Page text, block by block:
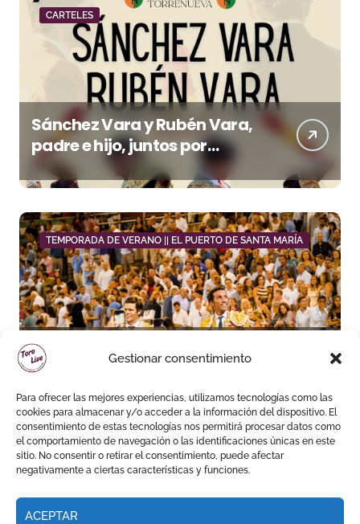
Gestionar consentimiento
Para ofrecer las mejores experiencias, utilizamos tecnologías como las
cookies para almacenar y/o acceder a la información del dispositivo. El
consentimiento de estas tecnologías nos permitirá procesar datos como
el comportamiento de navegación o las identificaciones únicas en este
sitio. No consentir o retirar el consentimiento, puede afectar
negativamente a ciertas características y funciones.
ACEPTAR
CARTELES
Sánchez Vara y Rubén Vara,
padre e hijo, juntos por
primera vez en su pueblo
TEMPORADA DE VERANO || EL PUERTO DE SANTA MARÍA
David de Miranda sale a
hombros y Borja Jiménez
firma la faena de mayor
impacto en El Puerto